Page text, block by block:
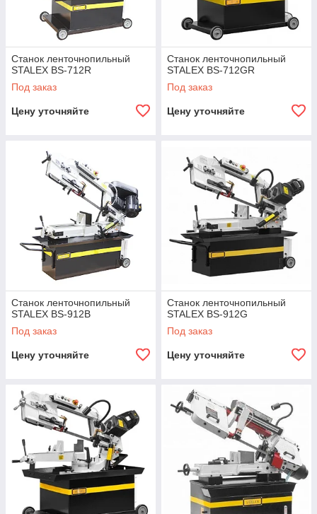
Станок ленточнопильный
STALEX BS-712R
Под заказ
Цену уточняйте
Станок ленточнопильный
STALEX BS-712GR
Под заказ
Цену уточняйте
Станок ленточнопильный
STALEX BS-912B
Под заказ
Цену уточняйте
Станок ленточнопильный
STALEX BS-912G
Под заказ
Цену уточняйте